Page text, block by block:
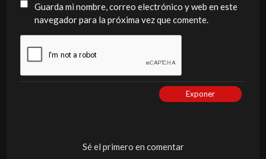
Guarda mi nombre, correo electrónico y web en este
navegador para la próxima vez que comente.
Exponer
Sé el primero en comentar